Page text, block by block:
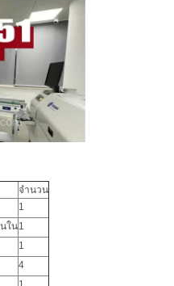
จํานวน
1
ใน1
1
4